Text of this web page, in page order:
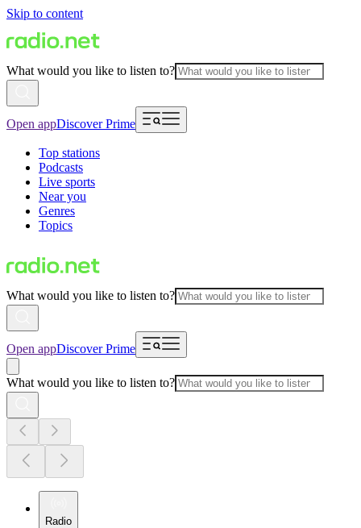
Skip to content
What would you like to listen to?
Open appDiscover Prime
Top stations
Podcasts
Live sports
Near you
Genres
Topics
What would you like to listen to?
Open appDiscover Prime
What would you like to listen to?
Radio